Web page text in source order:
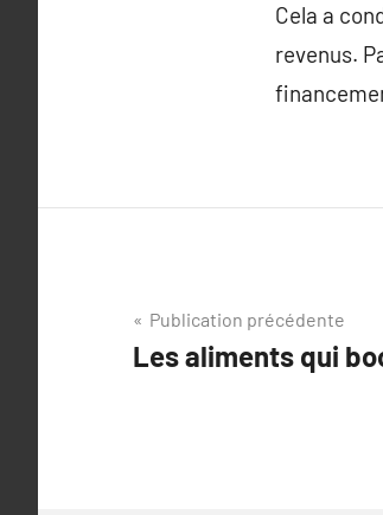
Cela a
revenus.
Navigation
de
Publication précédente
Les aliments qui